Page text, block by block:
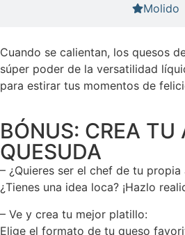
Molido
Cuando se calientan, los quesos
súper poder de la versatilidad
para estirar tus momentos de
BÓNUS: CREA TU
QUESUDA
– ¿Quieres ser el chef de tu propia
¿Tienes una idea loca? ¡Hazlo
– Ve y crea tu mejor platillo:
Elige el formato de tu queso